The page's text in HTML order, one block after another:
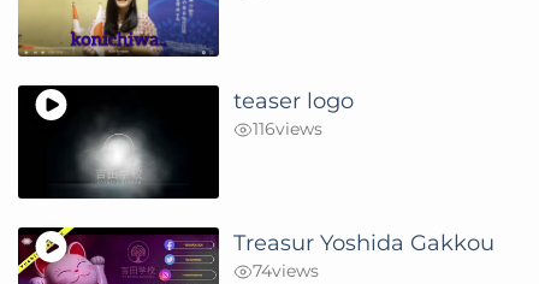
teaser logo
116views
Treasur Yoshida Gakkou
74views